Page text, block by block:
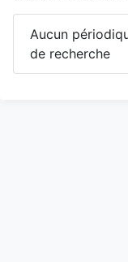
Aucun
de recherche